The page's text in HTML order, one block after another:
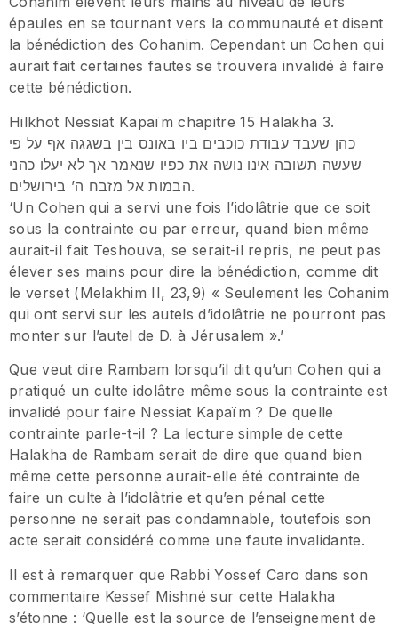
épaules en se tournant vers la communauté et disent
la bénédiction des Cohanim. Cependant un Cohen qui
aurait fait certaines fautes se trouvera invalidé à faire
cette bénédiction.
Hilkhot Nessiat Kapaïm chapitre 15 Halakha 3.
כהן שעבד עבודת כוכבים ביו באונס בין בשגגה אף על פי
שעשה תשובה אינו נושה את כפיו שנאמר אך לא יעלו כהני
הבמות אל מזבח ה’ בירושלים.
‘Un Cohen qui a servi une fois l’idolâtrie que ce soit
sous la contrainte ou par erreur, quand bien même
aurait-il fait Teshouva, se serait-il repris, ne peut pas
élever ses mains pour dire la bénédiction, comme dit
le verset (Melakhim II, 23,9) « Seulement les Cohanim
qui ont servi sur les autels d’idolâtrie ne pourront pas
monter sur l’autel de D. à Jérusalem ».’
Que veut dire Rambam lorsqu’il dit qu’un Cohen qui a
pratiqué un culte idolâtre même sous la contrainte est
invalidé pour faire Nessiat Kapaïm ? De quelle
contrainte parle-t-il ? La lecture simple de cette
Halakha de Rambam serait de dire que quand bien
même cette personne aurait-elle été contrainte de
faire un culte à l’idolâtrie et qu’en pénal cette
personne ne serait pas condamnable, toutefois son
acte serait considéré comme une faute invalidante.
Il est à remarquer que Rabbi Yossef Caro dans son
commentaire Kessef Mishné sur cette Halakha
s’étonne : ‘Quelle est la source de l’enseignement de